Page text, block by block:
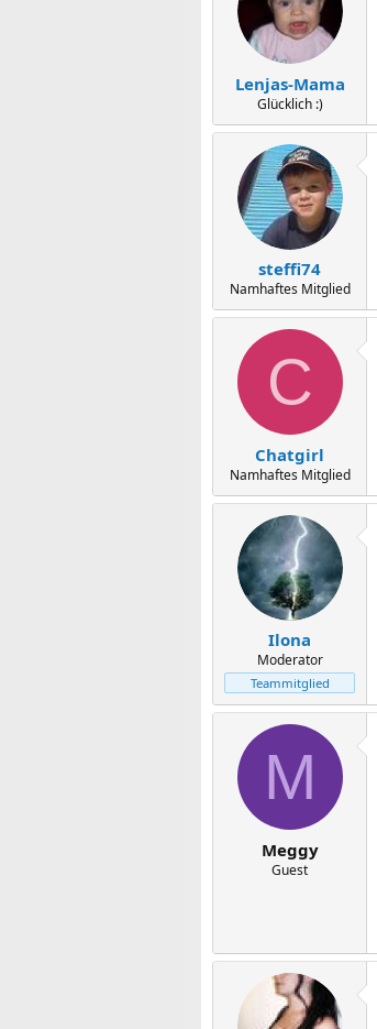
Lenjas-Mama
Glücklich :)
steffi74
Namhaftes Mitglied
C
Chatgirl
Namhaftes Mitglied
Ilona
Moderator
Teammitglied
M
Meggy
Guest